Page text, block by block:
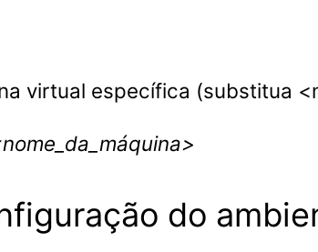
virtual específica (substitua
do